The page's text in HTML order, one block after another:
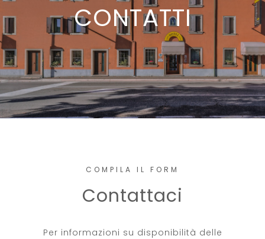
CONTATTI
COMPILA IL FORM
Contattaci
Per informazioni su disponibilità delle